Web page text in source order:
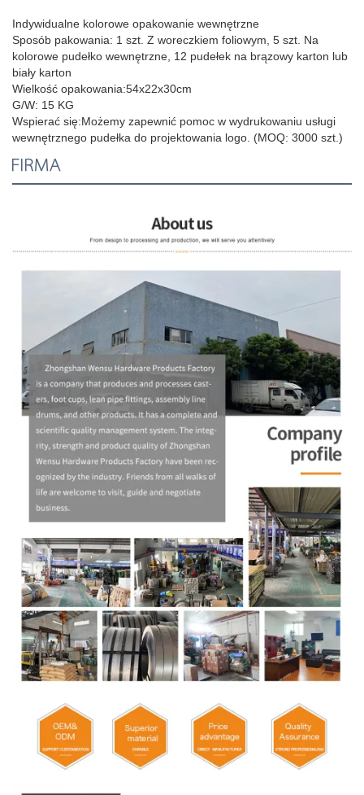
Indywidualne kolorowe opakowanie wewnętrzne
Sposób pakowania: 1 szt. Z woreczkiem foliowym, 5 szt. Na
kolorowe pudełko wewnętrzne, 12 pudełek na brązowy karton lub
biały karton
Wielkość opakowania:54x22x30cm
G/W: 15 KG
Wspierać się:Możemy zapewnić pomoc w wydrukowaniu usługi
wewnętrznego pudełka do projektowania logo. (MOQ: 3000 szt.)
FIRMA